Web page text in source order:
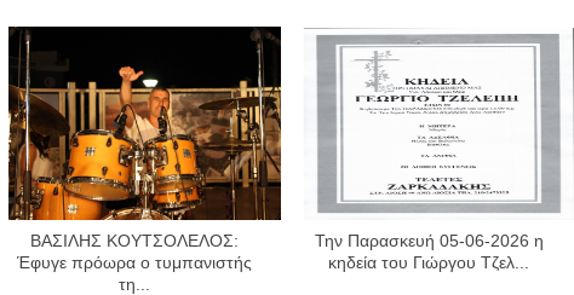
ΒΑΣΙΛΗΣ ΚΟΥΤΣΟΛΕΛΟΣ:
Έφυγε πρόωρα ο τυμπανιστής
τη...
Την Παρασκευή 05-06-2026 η
κηδεία του Γιώργου Τζελ...